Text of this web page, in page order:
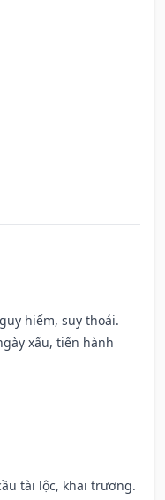
hiểm, suy thoái.
xấu, tiến hành
tài lộc, khai trương.